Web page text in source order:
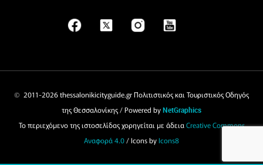
© 2011-2026 thessalonikicityguide.gr Πολιτιστικός και Τουριστικός Οδηγός
της Θεσσαλονίκης / Powered byNetGraphics
Το περιεχόμενο της ιστοσελίδας χορηγείται με άδεια Creative Commons
Αναφορά 4.0/ Icons byIcons8